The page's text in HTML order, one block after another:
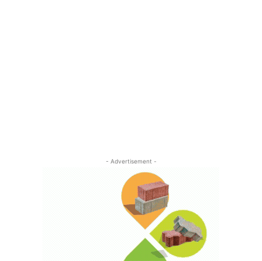
- Advertisement -